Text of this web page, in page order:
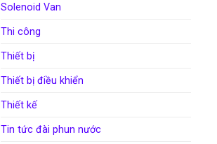
Solenoid Van
Thi công
Thiết bị
Thiết bị điều khiển
Thiết kế
Tin tức đài phun nước